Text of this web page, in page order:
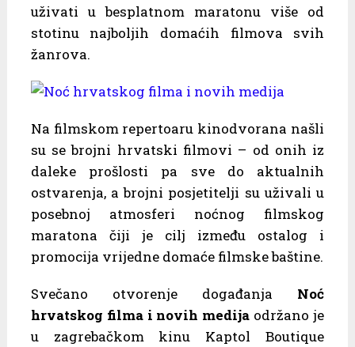
uživati u besplatnom maratonu više od
stotinu najboljih domaćih filmova svih
žanrova.
Na filmskom repertoaru kinodvorana našli
su se brojni hrvatski filmovi – od onih iz
daleke prošlosti pa sve do aktualnih
ostvarenja, a brojni posjetitelji su uživali u
posebnoj atmosferi noćnog filmskog
maratona čiji je cilj između ostalog i
promocija vrijedne domaće filmske baštine.
Svečano otvorenje događanja Noć
hrvatskog filma i novih medija održano je
u zagrebačkom kinu Kaptol Boutique